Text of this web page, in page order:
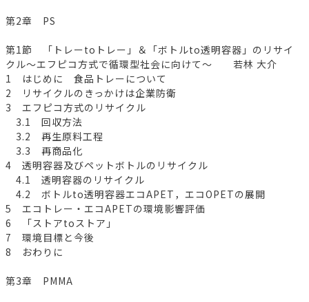
第2章 PS
第1節 「トレーtoトレー」＆「ボトルto透明容器」のリサイ
クル～エフピコ方式で循環型社会に向けて～ 若林 大介
1 はじめに 食品トレーについて
2 リサイクルのきっかけは企業防衛
3 エフピコ方式のリサイクル
3.1 回収方法
3.2 再生原料工程
3.3 再商品化
4 透明容器及びペットボトルのリサイクル
4.1 透明容器のリサイクル
4.2 ボトルto透明容器エコAPET，エコOPETの展開
5 エコトレー・エコAPETの環境影響評価
6 「ストアtoストア」
7 環境目標と今後
8 おわりに
第3章 PMMA